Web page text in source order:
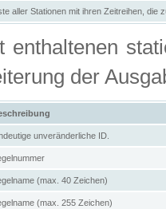
aller Stationen mit ihren Zeitreihen, die
der
unveränderliche ID.
(max. 40 Zeichen)
(max. 255 Zeichen)